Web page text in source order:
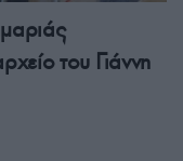
του Γιάννη